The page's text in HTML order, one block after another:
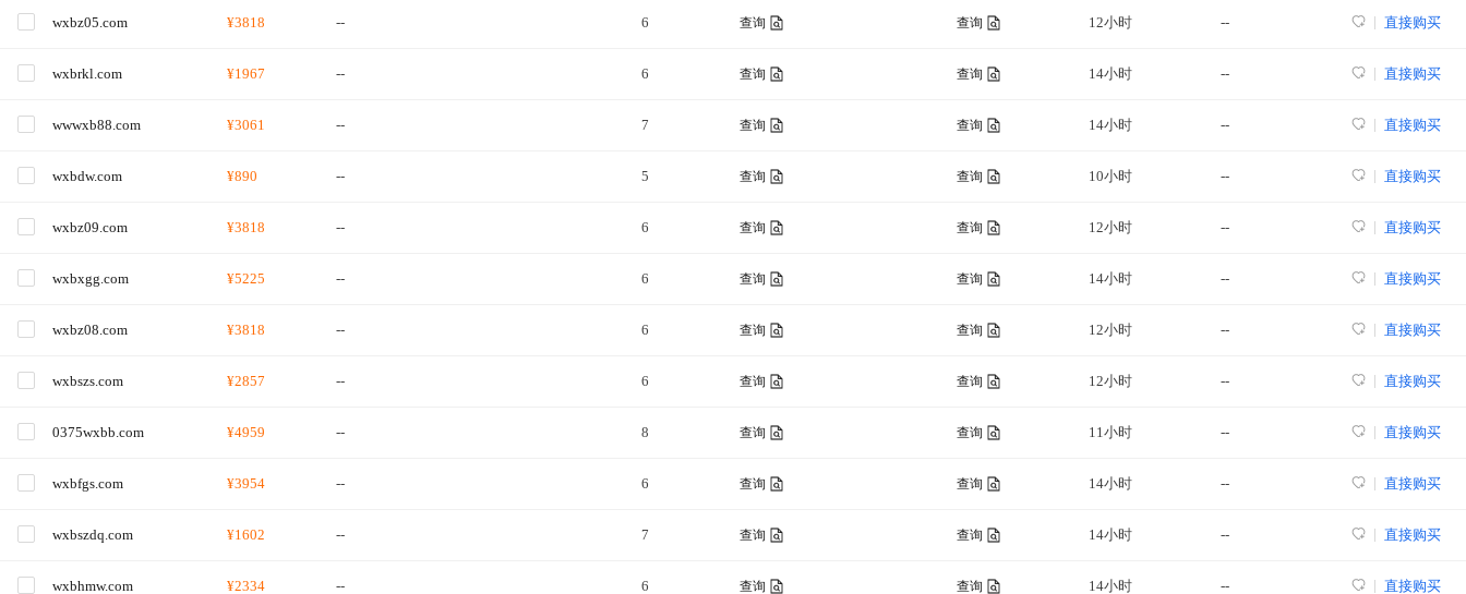
wxbz05.com ¥3818 -- 6 查询 查询 12小时 -- 直接购买
wxbrkl.com ¥1967 -- 6 查询 查询 14小时 -- 直接购买
wwwxb88.com ¥3061 -- 7 查询 查询 14小时 -- 直接购买
wxbdw.com ¥890 -- 5 查询 查询 10小时 -- 直接购买
wxbz09.com ¥3818 -- 6 查询 查询 12小时 -- 直接购买
wxbxgg.com ¥5225 -- 6 查询 查询 14小时 -- 直接购买
wxbz08.com ¥3818 -- 6 查询 查询 12小时 -- 直接购买
wxbszs.com ¥2857 -- 6 查询 查询 12小时 -- 直接购买
0375wxbb.com ¥4959 -- 8 查询 查询 11小时 -- 直接购买
wxbfgs.com ¥3954 -- 6 查询 查询 14小时 -- 直接购买
wxbszdq.com ¥1602 -- 7 查询 查询 14小时 -- 直接购买
wxbhmw.com ¥2334 -- 6 查询 查询 14小时 -- 直接购买